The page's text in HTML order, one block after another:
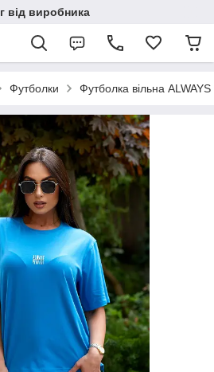
від виробника
Футболки Футболка вільна